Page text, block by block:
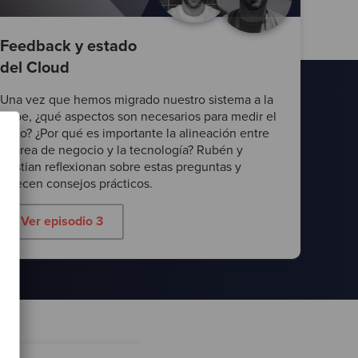
Feedback y estado
del Cloud
Una vez que hemos migrado nuestro sistema a la
nube, ¿qué aspectos son necesarios para medir el
éxito? ¿Por qué es importante la alineación entre
el área de negocio y la tecnología? Rubén y
Kristian reflexionan sobre estas preguntas y
ofrecen consejos prácticos.
Ver episodio 3